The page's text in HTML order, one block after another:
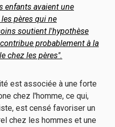
enfants avaient une
pères qui ne
soutient l'hypothèse
probablement à la
chez les pères".
est associée à une forte
chez l'homme, ce qui,
est censé favoriser un
chez les hommes et une